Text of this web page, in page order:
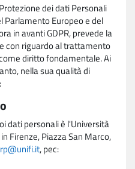
dei dati Personali
Parlamento Europeo e del
in avanti GDPR, prevede la
con riguardo al trattamento
diritto fondamentale. Ai
nella sua qualità di
dati personali è l'Università
Firenze, Piazza San Marco,
, pec: